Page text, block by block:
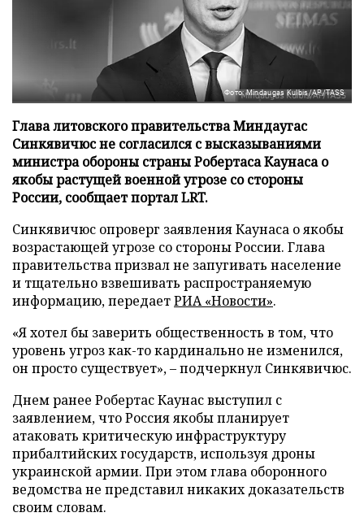
Фото: Mindaugas Kulbis/AP/TASS
Глава литовского правительства Миндаугас
Синкявичюс не согласился с высказываниями
министра обороны страны Робертаса Каунаса о
якобы растущей военной угрозе со стороны
России, сообщает портал LRT.
Синкявичюс опроверг заявления Каунаса о якобы
возрастающей угрозе со стороны России. Глава
правительства призвал не запугивать население
и тщательно взвешивать распространяемую
информацию, передаетРИА «Новости».
«Я хотел бы заверить общественность в том, что
уровень угроз как-то кардинально не изменился,
он просто существует», – подчеркнул Синкявичюс.
Днем ранее Робертас Каунас выступил с
заявлением, что Россия якобы планирует
атаковать критическую инфраструктуру
прибалтийских государств, используя дроны
украинской армии. При этом глава оборонного
ведомства не представил никаких доказательств
своим словам.